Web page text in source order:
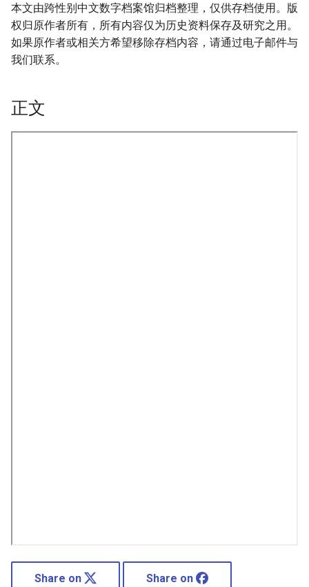
本文由跨性别中文数字档案馆归档整理，仅供存档使用。版
权归原作者所有，所有内容仅为历史资料保存及研究之用。
如果原作者或相关方希望移除存档内容，请通过电子邮件与
我们联系。
正文
Share on Share on